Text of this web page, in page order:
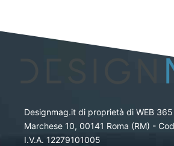
Designmag.it di proprietà di WEB
Marchese 10, 00141 Roma (RM) -
I.V.A. 12279101005